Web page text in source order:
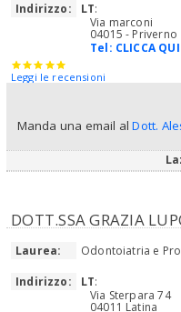
Indirizzo:
LT:
Via marconi
04015 - Priverno
Tel: CLICCA QUI
Leggi le recensioni
Manda una email alDott.
DOTT.SSA GRAZIA
Laurea:
Odontoiatria e
Indirizzo:
LT:
Via Sterpara 74
04011 Latina